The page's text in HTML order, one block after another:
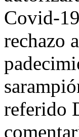
Covid-
rechazo
referido